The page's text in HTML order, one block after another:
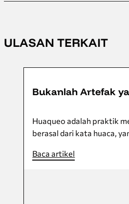
ULASAN TERKAIT
Bukanlah Artefak
Huaqueo adalah praktik
berasal dari kata huaca,
Baca artikel